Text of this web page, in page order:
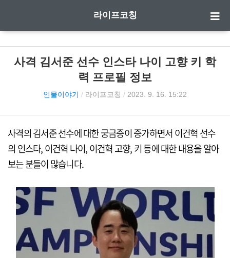
라이프코칭
사격 김서준 선수 인스타 나이 고향 키 학
력 프로필 정보
인물이야기 / 라이프코칭 / 2023. 9. 16. 15:22
사격의 김서준 선수에 대한 궁금증이 증가하면서 이건혁 선수
의 인스타, 이건혁 나이, 이건혁 고향, 키 등에 대한 내용을 알아
보는 분들이 많습니다.